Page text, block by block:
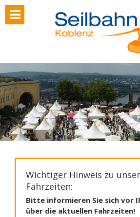
Wichtiger Hinweis zu
Fahrzeiten:
Bitte informieren Sie sich vor
über die aktuellen Fahrzeiten!